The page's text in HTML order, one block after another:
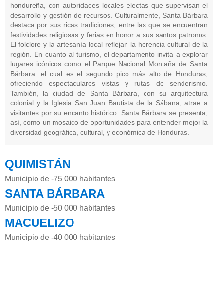
hondureña, con autoridades locales electas que supervisan el
desarrollo y gestión de recursos. Culturalmente, Santa Bárbara
destaca por sus ricas tradiciones, entre las que se encuentran
festividades religiosas y ferias en honor a sus santos patronos.
El folclore y la artesanía local reflejan la herencia cultural de la
región. En cuanto al turismo, el departamento invita a explorar
lugares icónicos como el Parque Nacional Montaña de Santa
Bárbara, el cual es el segundo pico más alto de Honduras,
ofreciendo espectaculares vistas y rutas de senderismo.
También, la ciudad de Santa Bárbara, con su arquitectura
colonial y la Iglesia San Juan Bautista de la Sábana, atrae a
visitantes por su encanto histórico. Santa Bárbara se presenta,
así, como un mosaico de oportunidades para entender mejor la
diversidad geográfica, cultural, y económica de Honduras.
QUIMISTÁN
Municipio de -75 000 habitantes
SANTA BÁRBARA
Municipio de -50 000 habitantes
MACUELIZO
Municipio de -40 000 habitantes